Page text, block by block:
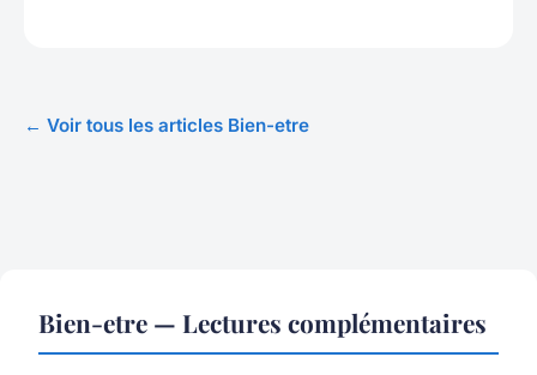
← Voir tous les articles Bien-etre
Bien-etre — Lectures complémentaires